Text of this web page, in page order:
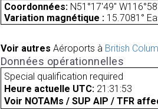
Coordonnées: N51°17'49"
Variation magnétique : 15.7081°
Voir autres Aéroports à British
Données opérationnelles
Special qualification required
Heure actuelle UTC: 21:31:53
Voir NOTAMs / SUP AIP / TFR